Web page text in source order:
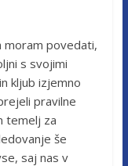
moram povedati,
s svojimi
kljub izjemno
pravilne
temelj za
še
saj nas v